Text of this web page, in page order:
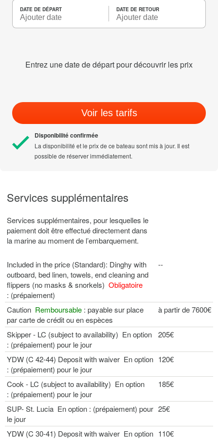
DATE DE DÉPART DATE DE RETOUR
Entrez une date de départ pour découvrir les prix
Voir les tarifs
Disponibilité confirmée
La disponibilité et le prix de ce bateau sont mis à jour. Il est
possible de réserver immédiatement.
Services supplémentaires
Services supplémentaires, pour lesquelles le
paiement doit être effectué directement dans
la marine au moment de l’embarquement.
Included in the price (Standard): Dinghy with
outboard, bed linen, towels, end cleaning and
flippers (no masks & snorkels) Obligatoire
: (prépaiement)
--
Caution Remboursable : payable sur place
par carte de crédit ou en espèces
à partir de 7600€
Skipper - LC (subject to availability) En option
: (prépaiement) pour le jour
205€
YDW (C 42-44) Deposit with waiver En option
: (prépaiement) pour le jour
120€
Cook - LC (subject to availability) En option
: (prépaiement) pour le jour
185€
SUP- St. Lucia En option : (prépaiement) pour
le jour
25€
YDW (C 30-41) Deposit with waiver En option 110€